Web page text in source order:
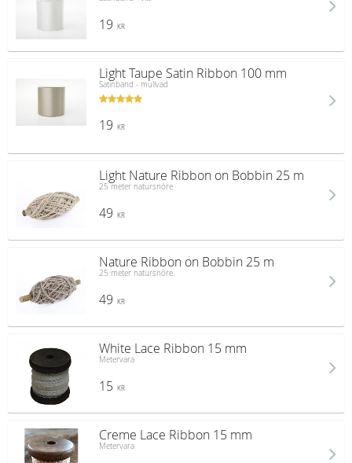
19 KR
Light Taupe Satin Ribbon 100 mm
Satinband - mullvad
19 KR
Light Nature Ribbon on Bobbin 25 m
25 meter natursnöre
49 KR
Nature Ribbon on Bobbin 25 m
25 meter natursnöre
49 KR
White Lace Ribbon 15 mm
Metervara
15 KR
Creme Lace Ribbon 15 mm
Metervara